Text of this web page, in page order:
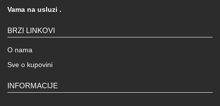
Vama na usluzi .
BRZI LINKOVI
O nama
Sve o kupovini
INFORMACIJE